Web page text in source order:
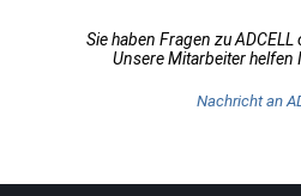
Sie haben Fragen zu
Unsere Mitarbeiter helfen
Nachricht an